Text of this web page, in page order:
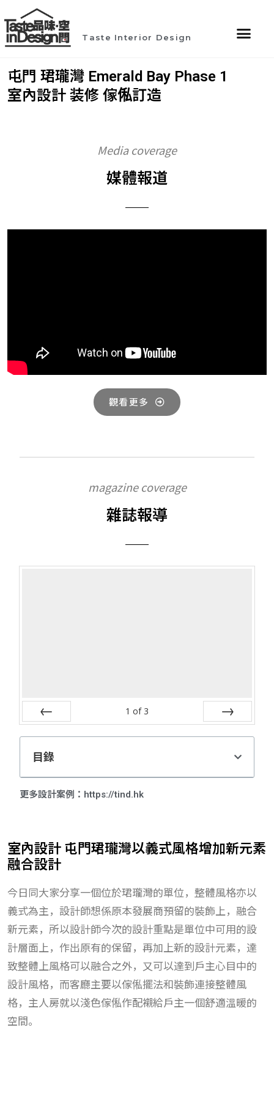
Taste Interior Design
屯門 珺瓏灣 Emerald Bay Phase 1
室內設計 装修 傢俬訂造
Media coverage
媒體報道
觀看更多
magazine coverage
雜誌報導
1 of 3
目錄
更多設計案例：https://tind.hk
室內設計 屯門珺瓏灣以義式風格增加新元素
融合設計
今日同大家分享一個位於珺瓏灣的單位，整體風格亦以
義式為主，設計師想係原本發展商預留的裝飾上，融合
新元素，所以設計師今次的設計重點是單位中可用的設
計層面上，作出原有的保留，再加上新的設計元素，達
致整體上風格可以融合之外，又可以達到戶主心目中的
設計風格，而客廳主要以傢俬擺法和裝飾連接整體風
格，主人房就以淺色傢俬作配襯給戶主一個舒適溫暖的
空間。